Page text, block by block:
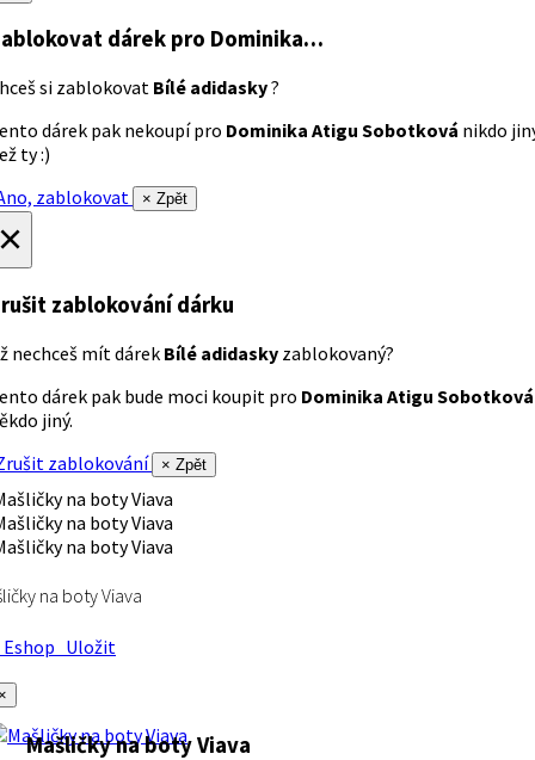
dárek pro Dominika…
si zablokovat Bílé adidasky?
dárek pak nekoupí pro Dominika Atigu Sobotková nikdo
ty :)
zablokovat
× Zpět
zablokování dárku
nechceš mít dárek Bílé adidasky zablokovaný?
dárek pak bude moci koupit pro Dominika Atigu Sobotková
jiný.
zablokování
× Zpět
na boty Viava
Uložit
Mašličky na boty Viava